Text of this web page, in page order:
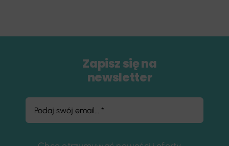
Zapisz się na
newsletter